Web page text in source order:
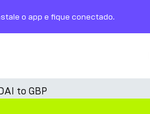
o app e fique conectado.
to GBP